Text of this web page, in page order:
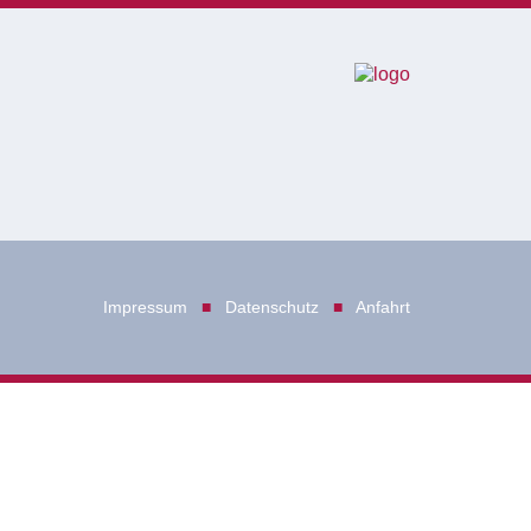
Impressum ■ Datenschutz ■ Anfahrt